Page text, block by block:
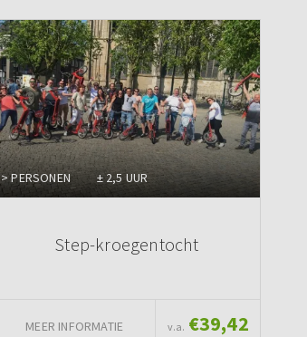
> PERSONEN ± 2,5 UUR
Step-kroegentocht
MEER INFORMATIE v.a. €39,42